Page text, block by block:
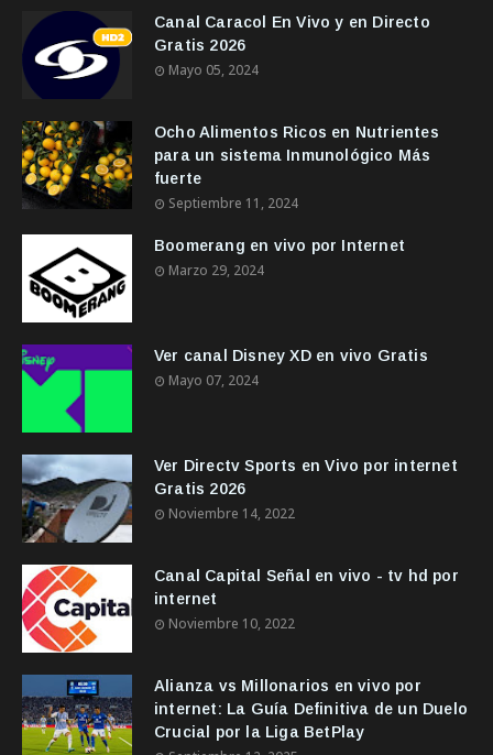
Canal Caracol En Vivo y en Directo
Gratis 2026
Mayo 05, 2024
Ocho Alimentos Ricos en Nutrientes
para un sistema Inmunológico Más
fuerte
Septiembre 11, 2024
Boomerang en vivo por Internet
Marzo 29, 2024
Ver canal Disney XD en vivo Gratis
Mayo 07, 2024
Ver Directv Sports en Vivo por internet
Gratis 2026
Noviembre 14, 2022
Canal Capital Señal en vivo - tv hd por
internet
Noviembre 10, 2022
Alianza vs Millonarios en vivo por
internet: La Guía Definitiva de un Duelo
Crucial por la Liga BetPlay